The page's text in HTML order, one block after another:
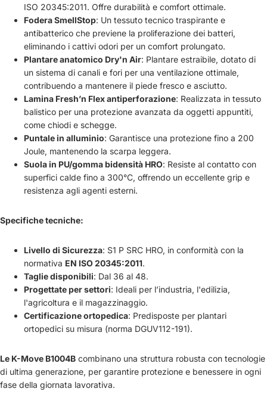
ISO 20345:2011. Offre durabilità e comfort ottimale.
Fodera SmellStop: Un tessuto tecnico traspirante e
antibatterico che previene la proliferazione dei batteri,
eliminando i cattivi odori per un comfort prolungato.
Plantare anatomico Dry'n Air: Plantare estraibile, dotato di
un sistema di canali e fori per una ventilazione ottimale,
contribuendo a mantenere il piede fresco e asciutto.
Lamina Fresh’n Flex antiperforazione: Realizzata in tessuto
balistico per una protezione avanzata da oggetti appuntiti,
come chiodi e schegge.
Puntale in alluminio: Garantisce una protezione fino a 200
Joule, mantenendo la scarpa leggera.
Suola in PU/gomma bidensità HRO: Resiste al contatto con
superfici calde fino a 300°C, offrendo un eccellente grip e
resistenza agli agenti esterni.
Specifiche tecniche:
Livello di Sicurezza: S1 P SRC HRO, in conformità con la
normativa EN ISO 20345:2011.
Taglie disponibili: Dal 36 al 48.
Progettate per settori: Ideali per l’industria, l'edilizia,
l'agricoltura e il magazzinaggio.
Certificazione ortopedica: Predisposte per plantari
ortopedici su misura (norma DGUV112-191).
Le K-Move B1004B combinano una struttura robusta con tecnologie
di ultima generazione, per garantire protezione e benessere in ogni
fase della giornata lavorativa.